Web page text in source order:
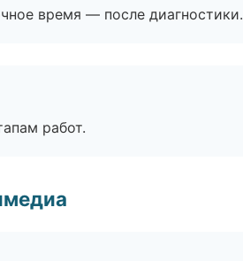
время — после диагностики.
работ.